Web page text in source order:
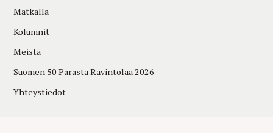
Matkalla
Kolumnit
Meistä
Suomen 50 Parasta Ravintolaa 2026
Yhteystiedot